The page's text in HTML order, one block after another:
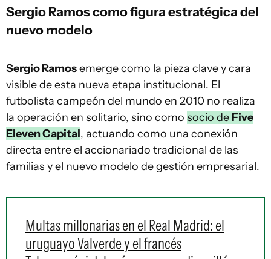
Sergio Ramos como figura estratégica del
nuevo modelo
Sergio Ramosemerge como la pieza clave y cara
visible de esta nueva etapa institucional. El
futbolista campeón del mundo en 2010 no realiza
la operación en solitario, sino como socio de Five
Eleven Capital, actuando como una conexión
directa entre el accionariado tradicional de las
familias y el nuevo modelo de gestión empresarial.
Multas millonarias en el Real Madrid: el
uruguayo Valverde y el francés